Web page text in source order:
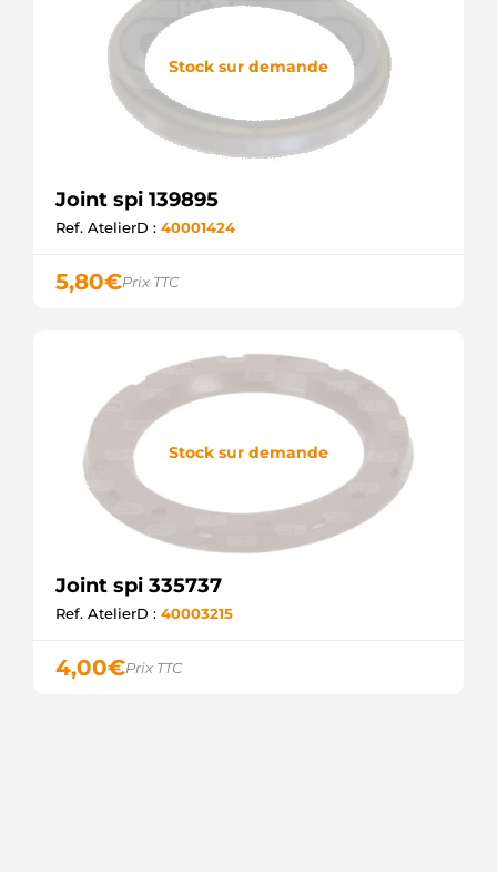
Stock sur demande
Joint spi 139895
Ref. AtelierD : 40001424
5,80€Prix TTC
Stock sur demande
Joint spi 335737
Ref. AtelierD : 40003215
4,00€Prix TTC